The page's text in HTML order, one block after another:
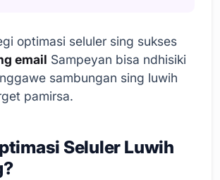
optimasi seluler sing sukses
email Sampeyan bisa ndhisiki
sambungan sing luwih
pamirsa.
Seluler Luwih